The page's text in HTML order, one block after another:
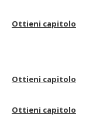
Ottieni capitolo
Ottieni capitolo
Ottieni capitolo